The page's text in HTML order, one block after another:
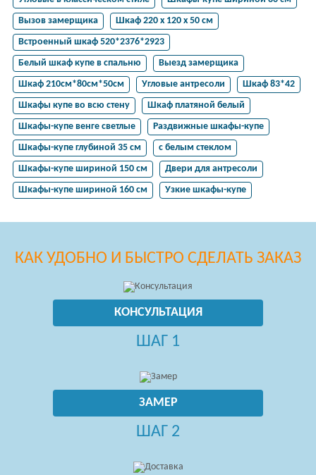
Вызов замерщика
Шкаф 220 х 120 х 50 см
Встроенный шкаф 520*2376*2923
Белый шкаф купе в спальню
Выезд замерщика
Шкаф 210см*80см*50см
Угловые антресоли
Шкаф 83*42
Шкафы купе во всю стену
Шкаф платяной белый
Шкафы-купе венге светлые
Раздвижные шкафы-купе
Шкафы-купе глубиной 35 см
с белым стеклом
Шкафы-купе шириной 150 см
Двери для антресоли
Шкафы-купе шириной 160 см
Узкие шкафы-купе
КАК УДОБНО И БЫСТРО СДЕЛАТЬ ЗАКАЗ
КОНСУЛЬТАЦИЯ
ШАГ 1
ЗАМЕР
ШАГ 2